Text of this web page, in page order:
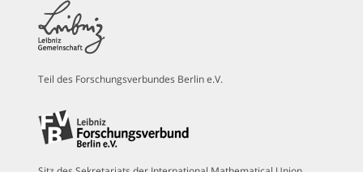
Teil des Forschungsverbundes Berlin e.V.